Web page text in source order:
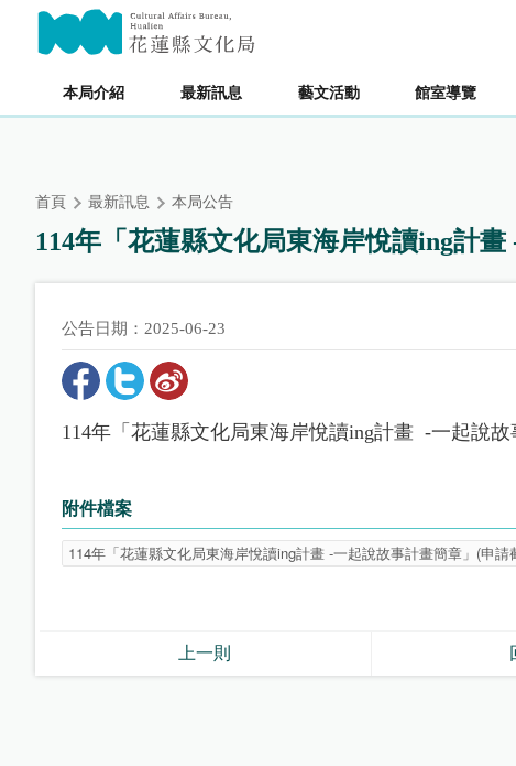
內
本局介紹 最新訊息 藝文活動 館室導覽
主要內容區塊
首頁 最新訊息 本局公告
114年「花蓮縣文化局東海岸悅讀ing計
公告日期：2025-06-23
114年「花蓮縣文化局東海岸悅讀ing計畫 -一起說
附件檔案
114年「花蓮縣文化局東海岸悅讀ing計畫 -一起說故事計畫簡章」(申
上一則